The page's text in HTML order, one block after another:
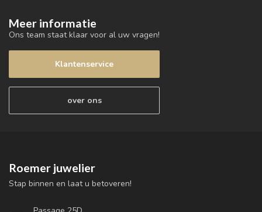
Meer informatie
Ons team staat klaar voor al uw vragen!
Klantenservice
over ons
Roemer juwelier
Stap binnen en laat u betoveren!